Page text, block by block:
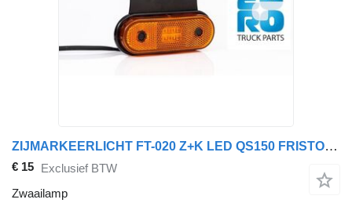
ZIJMARKEERLICHT FT-020 Z+K LED QS150 FRISTOM 031964 zwaailamp voor trekker
€ 15 Exclusief BTW
Zwaailamp